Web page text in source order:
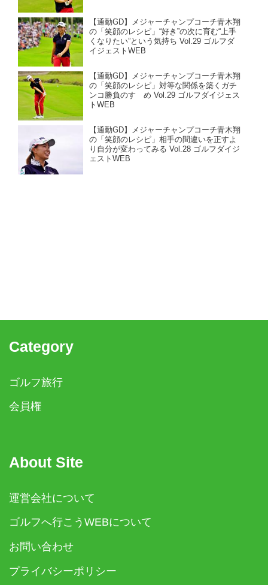
【通勤GD】メジャーチャンプコーチ青木翔
の「笑顔のレシピ」“好き”の次に育む“上手
くなりたい”という気持ち Vol.29 ゴルフダ
イジェストWEB
【通勤GD】メジャーチャンプコーチ青木翔
の「笑顔のレシピ」対等な関係を築くガチ
ンコ勝負のすゝめ Vol.29 ゴルフダイジェス
トWEB
【通勤GD】メジャーチャンプコーチ青木翔
の「笑顔のレシピ」相手の間違いを正すよ
り自分が変わってみる Vol.28 ゴルフダイジ
ェストWEB
Category
ゴルフ旅行
会員権
About Site
運営会社について
ゴルフへ行こうWEBについて
お問い合わせ
プライバシーポリシー